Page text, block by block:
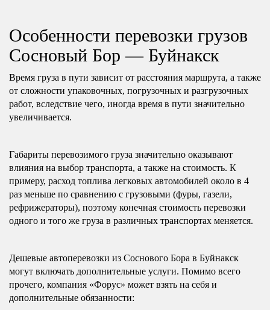
Особенности перевозки грузов
Сосновый Бор — Буйнакск
Время груза в пути зависит от расстояния маршрута, а также
от сложности упаковочных, погрузочных и разгрузочных
работ, вследствие чего, иногда время в пути значительно
увеличивается.
Габариты перевозимого груза значительно оказывают
влияния на выбор транспорта, а также на стоимость. К
примеру, расход топлива легковых автомобилей около в 4
раз меньше по сравнению с грузовыми (фуры, газели,
рефрижераторы), поэтому конечная стоимость перевозки
одного и того же груза в различных транспортах меняется.
Дешевые автоперевозки из Соснового Бора в Буйнакск
могут включать дополнительные услуги. Помимо всего
прочего, компания «Форус» может взять на себя и
дополнительные обязанности: